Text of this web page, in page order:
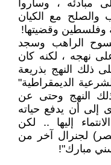
مبادئه ، وساروا
والصلح مع الكيان
وفلسطين وقضيتها!
الراهب وسجد
نهجه ، لكنه كان
ذلك النهج بذريعة
الديمقراطية"
النهج وحتى عن
إلى أن يدفع حياته
إليها .. لكن
لجنرال آخر من
مبارك"!